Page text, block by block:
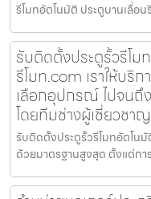
รีโมทอัตโนมัติ ประตูบานเลื่อน
รับติดตั้งประตูรั้วรีโม
รีโมท.com เราให้บริ
เลือกอุปกรณ์ ไปจนถึ
โดยทีมช่างผู้เชี่ยวชาญ
รับติดตั้งประตูรั้วรีโมทอัตโนมั
ด้วยมาตรฐานสูงสุด ตั้งแต่ก